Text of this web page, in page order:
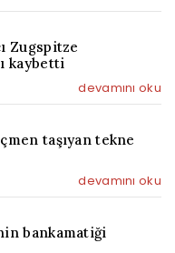
Zugspitze
kaybetti
devamını oku
taşıyan tekne
devamını oku
bankamatiği